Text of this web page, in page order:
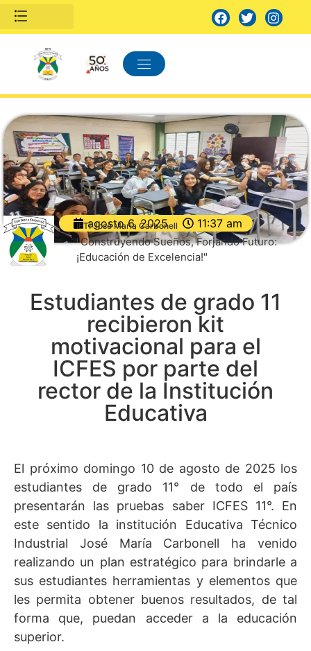
agosto 6, 2025 11:37 am
IETI José María Carbonell
"Construyendo Sueños, Forjando Futuro:
¡Educación de Excelencia!"
Estudiantes de grado 11
recibieron kit
motivacional para el
ICFES por parte del
rector de la Institución
Educativa
El próximo domingo 10 de agosto de 2025 los
estudiantes de grado 11° de todo el país
presentarán las pruebas saber ICFES 11°. En
este sentido la institución Educativa Técnico
Industrial José María Carbonell ha venido
realizando un plan estratégico para brindarle a
sus estudiantes herramientas y elementos que
les permita obtener buenos resultados, de tal
forma que, puedan acceder a la educación
superior.